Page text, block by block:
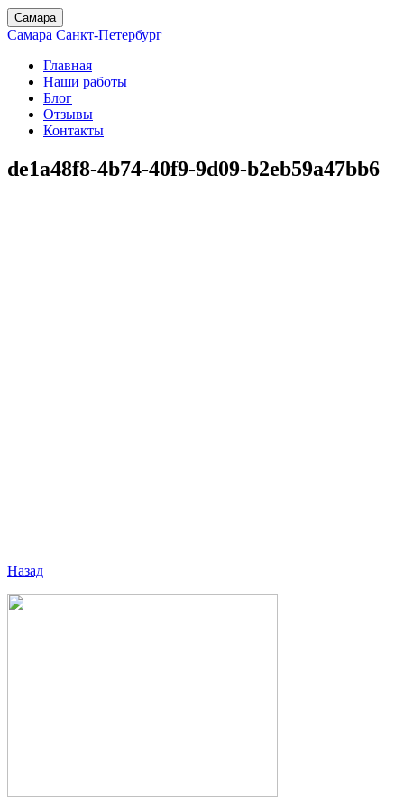
Самара
Самара Санкт-Петербург
Главная
Наши работы
Блог
Отзывы
Контакты
de1a48f8-4b74-40f9-9d09-b2eb59a47bb6
Назад